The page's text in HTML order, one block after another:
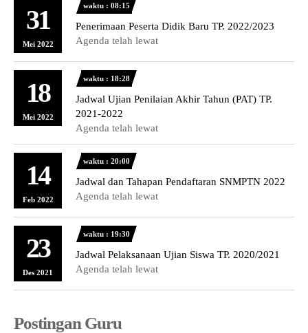
31
Mei 2022
waktu : 08:15
Penerimaan Peserta Didik Baru TP. 2022/2023
Agenda telah lewat
18
Mei 2022
waktu : 18:28
Jadwal Ujian Penilaian Akhir Tahun (PAT) TP.
2021-2022
Agenda telah lewat
14
Feb 2022
waktu : 20:00
Jadwal dan Tahapan Pendaftaran SNMPTN 2022
Agenda telah lewat
23
Des 2021
waktu : 19:30
Jadwal Pelaksanaan Ujian Siswa TP. 2020/2021
Agenda telah lewat
Postingan Guru